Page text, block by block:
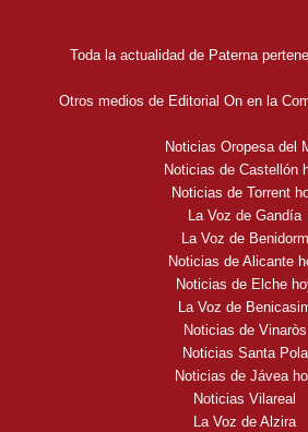
Toda la actualidad de Paterna
Otros medios de Editorial On en la
Noticias Oropesa del
Noticias de Castellón
Noticias de Torrent
La Voz de Gandía
La Voz de Benidorm
Noticias de Alicante
Noticias de Elche
La Voz de
Noticias de Vinaròs
Noticias Santa Pola
Noticias de Jávea
Noticias Vilareal
La Voz de Alzira